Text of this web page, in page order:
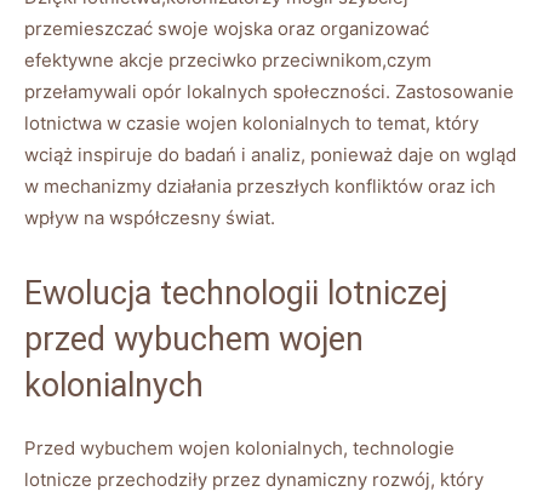
przemieszczać swoje wojska oraz organizować
efektywne akcje przeciwko przeciwnikom,czym
przełamywali opór lokalnych społeczności. Zastosowanie
lotnictwa w czasie wojen kolonialnych to temat, który
wciąż inspiruje do badań i analiz, ponieważ daje on wgląd
w mechanizmy działania przeszłych konfliktów oraz ich
wpływ na współczesny świat.
Ewolucja technologii lotniczej
przed wybuchem wojen
kolonialnych
Przed wybuchem wojen kolonialnych, technologie
lotnicze przechodziły przez dynamiczny rozwój, który